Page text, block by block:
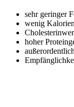
sehr geringer
wenig
hoher